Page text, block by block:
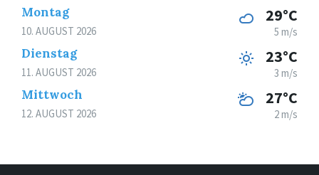
Montag
10. AUGUST 2026
29°C
5 m/s
Dienstag
11. AUGUST 2026
23°C
3 m/s
Mittwoch
12. AUGUST 2026
27°C
2 m/s